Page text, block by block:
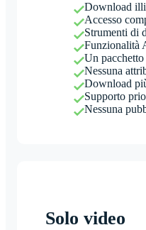
Download
Accesso
Strumenti di
Funzionalità
Un pacchetto
Nessuna
Download
Supporto
Nessuna
Solo video